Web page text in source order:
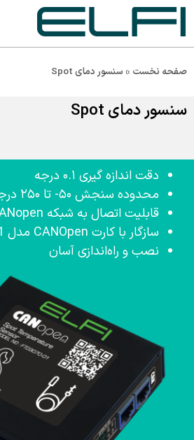
صفحه نخست » سنسور دمای Spot
سنسور دمای Spot
دقت اندازه گیری ۰.۱ درجه
محدوده سنجش ۵۰- تا ۲۵۰ درجه سانتی گراد
قابلیت اتصال به شبکه CANopen
سازگار با کارت CANOpen مدل FBC0232-01
نصب و راه‌اندازی آسان